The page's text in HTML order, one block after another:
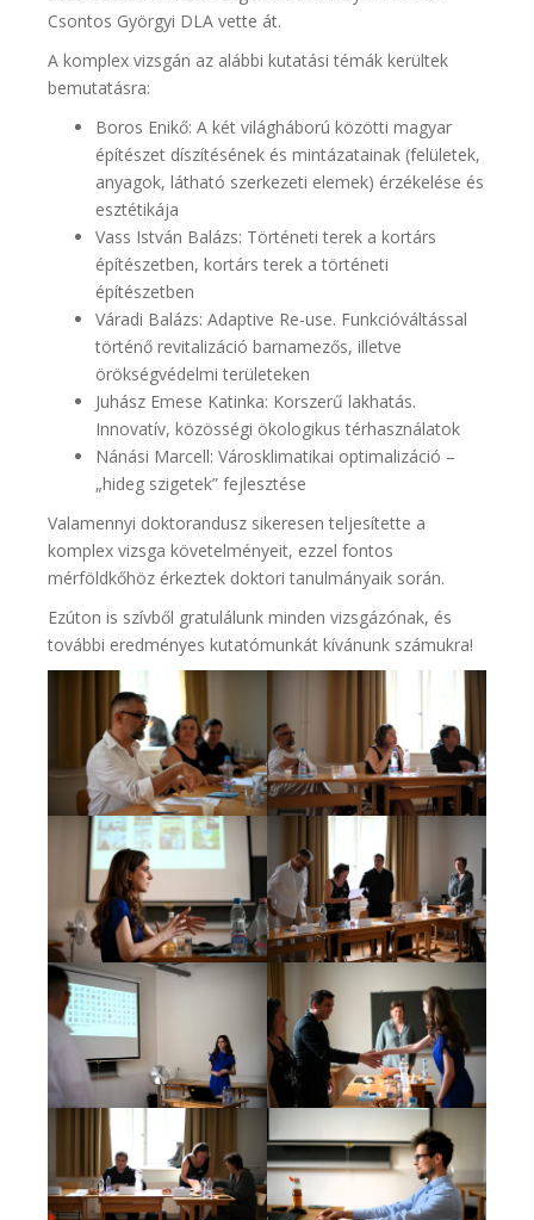
Csontos Györgyi DLA vette át.
A komplex vizsgán az alábbi kutatási témák kerültek
bemutatásra:
Boros Enikő: A két világháború közötti magyar
építészet díszítésének és mintázatainak (felületek,
anyagok, látható szerkezeti elemek) érzékelése és
esztétikája
Vass István Balázs: Történeti terek a kortárs
építészetben, kortárs terek a történeti
építészetben
Váradi Balázs: Adaptive Re-use. Funkcióváltással
történő revitalizáció barnamezős, illetve
örökségvédelmi területeken
Juhász Emese Katinka: Korszerű lakhatás.
Innovatív, közösségi ökologikus térhasználatok
Nánási Marcell: Városklimatikai optimalizáció –
„hideg szigetek” fejlesztése
Valamennyi doktorandusz sikeresen teljesítette a
komplex vizsga követelményeit, ezzel fontos
mérföldkőhöz érkeztek doktori tanulmányaik során.
Ezúton is szívből gratulálunk minden vizsgázónak, és
további eredményes kutatómunkát kívánunk számukra!